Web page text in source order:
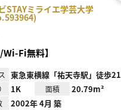
STAYミライエ学芸大学
/Wi-Fi無料】
東急東横線「祐天寺駅」徒歩
1K 面積 20.79m²
2002年 4月 築